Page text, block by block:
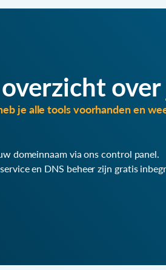
je alle tools voorhanden en
domeinnaam via ons control panel.
en DNS beheer zijn gratis